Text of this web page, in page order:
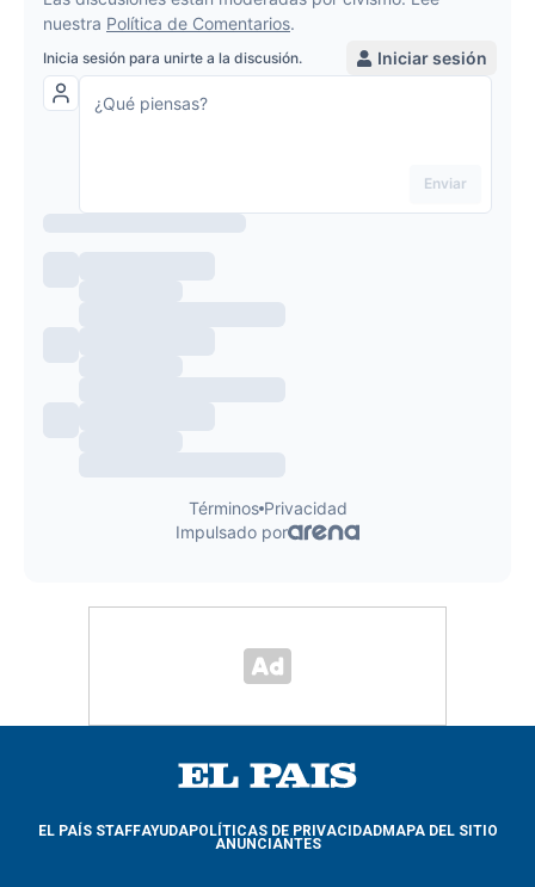
EL PAÍS STAFFAYUDAPOLÍTICAS DE PRIVACIDADMAPA DEL SITIO
ANUNCIANTES